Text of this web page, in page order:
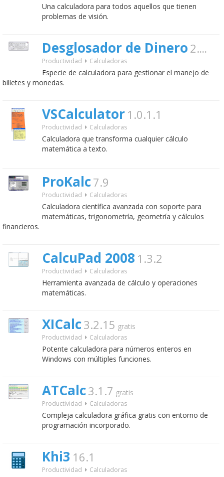
Una calculadora para todos aquellos que tienen
problemas de visión.
Desglosador de Dinero 2.0
Productividad Calculadoras
Especie de calculadora para gestionar el manejo de
billetes y monedas.
VSCalculator 1.0.1.1
Productividad Calculadoras
Calculadora que transforma cualquier cálculo
matemática a texto.
ProKalc7.9
Productividad Calculadoras
Calculadora científica avanzada con soporte para
matemáticas, trigonometría, geometría y cálculos
financieros.
CalcuPad 2008 1.3.2
Productividad Calculadoras
Herramienta avanzada de cálculo y operaciones
matemáticas.
XICalc3.2.15 gratis
Productividad Calculadoras
Potente calculadora para números enteros en
Windows con múltiples funciones.
ATCalc3.1.7 gratis
Productividad Calculadoras
Compleja calculadora gráfica gratis con entorno de
programación incorporado.
Khi3 16.1
Productividad Calculadoras